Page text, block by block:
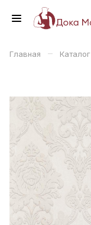
Главная – Каталог